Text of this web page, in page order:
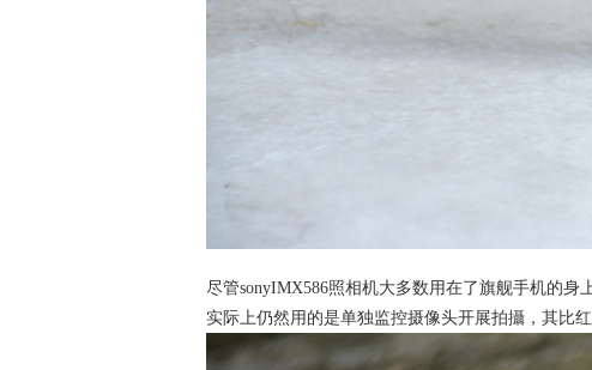
尽管sonyIMX586照相机大多数用在了旗舰手机的
实际上仍然用的是单独监控摄像头开展拍攝，其比